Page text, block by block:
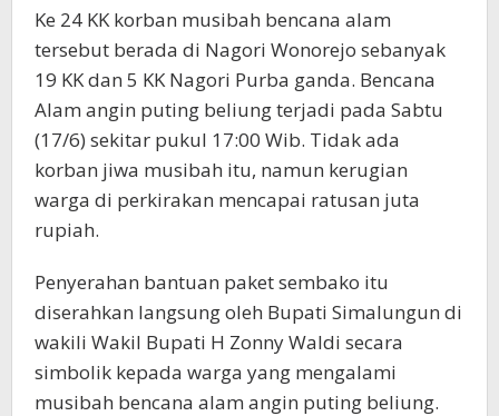
Ke 24 KK korban musibah bencana alam
tersebut berada di Nagori Wonorejo sebanyak
19 KK dan 5 KK Nagori Purba ganda. Bencana
Alam angin puting beliung terjadi pada Sabtu
(17/6) sekitar pukul 17:00 Wib. Tidak ada
korban jiwa musibah itu, namun kerugian
warga di perkirakan mencapai ratusan juta
rupiah.
Penyerahan bantuan paket sembako itu
diserahkan langsung oleh Bupati Simalungun di
wakili Wakil Bupati H Zonny Waldi secara
simbolik kepada warga yang mengalami
musibah bencana alam angin puting beliung.